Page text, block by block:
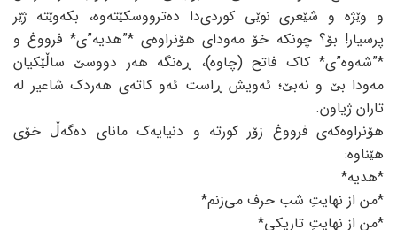
و وێژە و شێعری نوێی کوردی‌دا دەترووسکێتەوە، بکەوێتە ژێر
پرسیار! بۆ؟ چونکە خۆ مەودای هۆنراوەی *”هدیە”ی* فرووغ و
*”شەوە”ی* کاک فاتح (چاوە)، ڕەنگە هەر دووسێ‌ ساڵێکیان
مەودا بێ و نەبێ؛ ئەویش ڕاست ئەو کاتەی هەردک شاعیر لە
تاران ژیاون.
هۆنراوەکەی فرووغ زۆر کورتە و دنیایەک مانای دەگەڵ خۆی
هێناوە:
*هدیە*
*من از نهایتِ شب حرف می‌زنم*
*من از نهایتِ تاریکی*